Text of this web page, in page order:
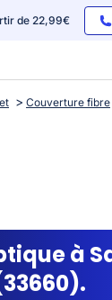
de 22,99€
Couverture fibre
à